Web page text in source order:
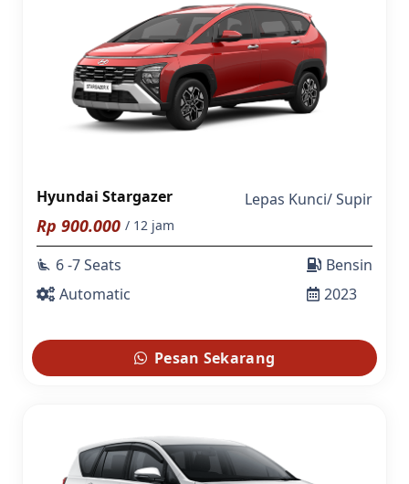
Hyundai Stargazer Lepas Kunci/Supir
Rp 900.000 / 12 jam
airline_seat_recline_extra 6 -7 Seats
Automatic
Bensin
2023
Pesan Sekarang